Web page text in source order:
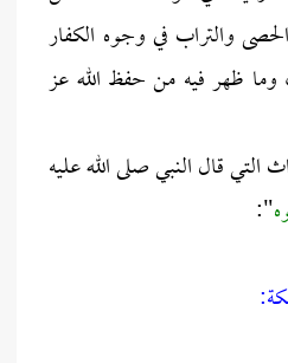
والتراب في وجوه الكفار
ظهر فيه من حفظ الله عز
قال النبي صلى الله عليه
":